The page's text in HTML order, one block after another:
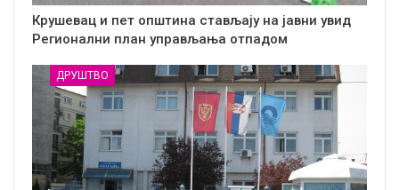
Крушевац и пет општина стављају на јавни увид
Регионални план управљања отпадом
ДРУШТВО